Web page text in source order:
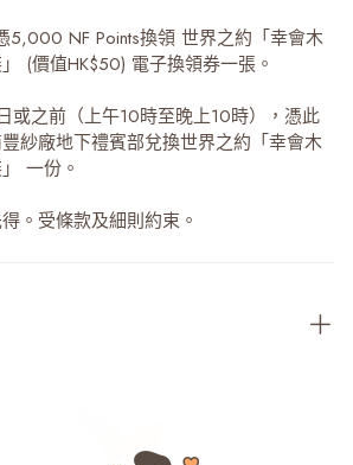
5,000 NF Points換領 世界之約「幸會木
(價值HK$50) 電子換領券一張。
或之前（上午10時至晚上10時），憑此
紗廠地下禮賓部兌換世界之約「幸會木
一份。
。受條款及細則約束。